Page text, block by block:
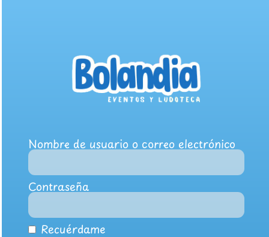
Nombre de usuario o correo electrónico
Contraseña
Recuérdame